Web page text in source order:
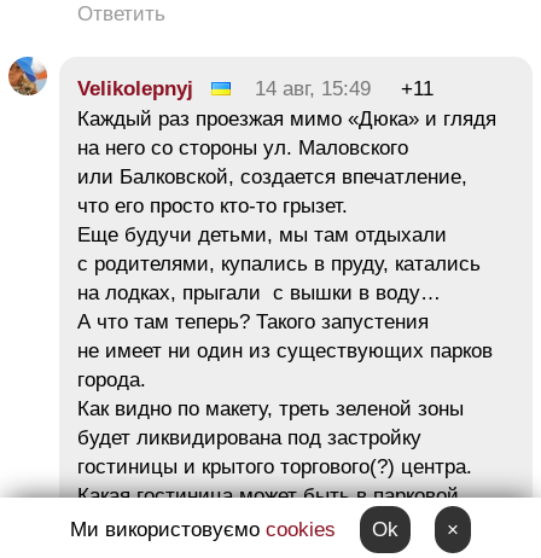
Ответить
Velikolepnyj 14 авг, 15:49
+11
Каждый раз проезжая мимо «Дюка» и глядя
на него со стороны ул. Маловского
или Балковской, создается впечатление,
что его просто кто-то грызет.
Еще будучи детьми, мы там отдыхали
с родителями, купались в пруду, катались
на лодках, прыгали с вышки в воду…
А что там теперь? Такого запустения
не имеет ни один из существующих парков
города.
Как видно по макету, треть зеленой зоны
будет ликвидирована под застройку
гостиницы и крытого торгового(?) центра.
Какая гостиница может быть в парковой
зоне?
А что будут там покупать в «торгово-
Ми використовуємо cookies Ok ×